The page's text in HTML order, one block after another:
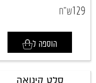
129ש"ח
הוספה ל
סלט קינואה